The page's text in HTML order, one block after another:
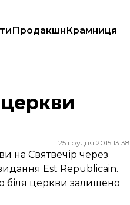
ПродакшнКрамниця
25 грудня 2015 13:38
на Святвечір через
Est Republicain.
біля церкви залишено